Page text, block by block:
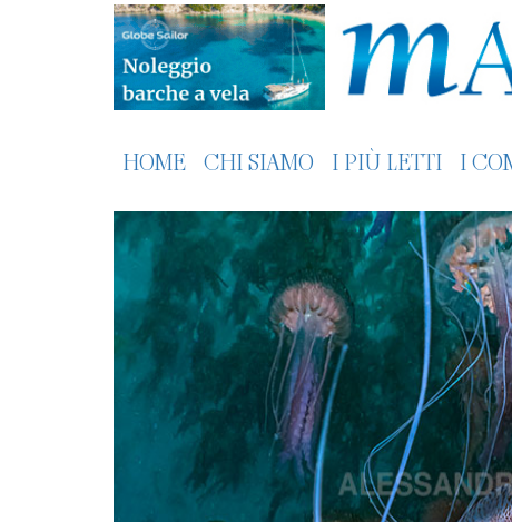
HOME CHI SIAMO I PIÙ LETTI I